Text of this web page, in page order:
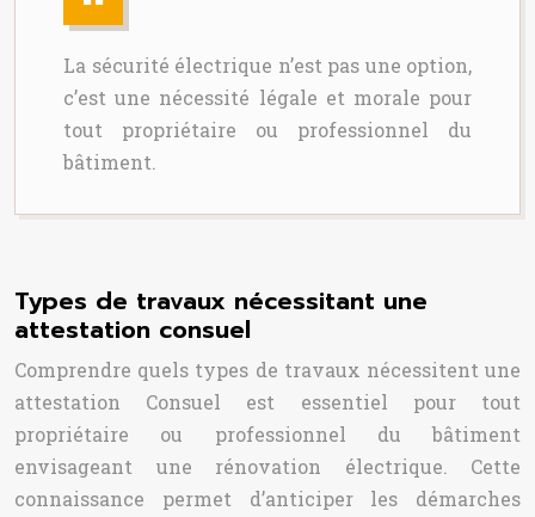
La sécurité électrique n’est pas une option,
c’est une nécessité légale et morale pour
tout propriétaire ou professionnel du
bâtiment.
Types de travaux nécessitant une
attestation consuel
Comprendre quels types de travaux nécessitent une
attestation Consuel est essentiel pour tout
propriétaire ou professionnel du bâtiment
envisageant une rénovation électrique. Cette
connaissance permet d’anticiper les démarches